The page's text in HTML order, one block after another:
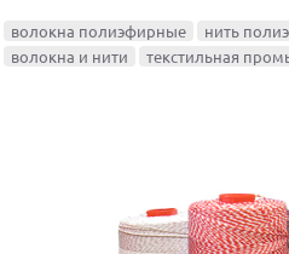
волокна полиэфирные нить
волокна и нити
текстильная